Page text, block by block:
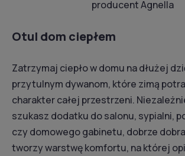
producent Agnella
Otul dom ciepłem
Zatrzymaj ciepło w domu na dłużej
przytulnym dywanom, które zimą
charakter całej przestrzeni.
szukasz dodatku do salonu, sypialni,
czy domowego gabinetu, dobrze
tworzy warstwę komfortu, na której